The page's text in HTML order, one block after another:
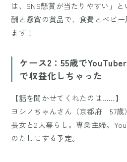
は、SNS懸賞が当たりやすい」
酬と懸賞の賞品で、食費とベビ
ます！
ケース2：55歳で
で収益化しちゃった
【話を聞かせてくれたのは……】
ヨシノちゃんさん（京都府 57歳）
長女と2人暮らし。専業主婦。
のたしにする予定。